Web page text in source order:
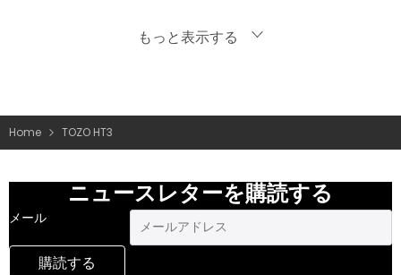
もっと表示する
Home TOZO HT3
ニュースレターを購読する
メール
購読する